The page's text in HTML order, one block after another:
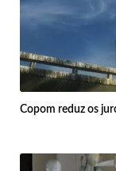
Copom reduz os